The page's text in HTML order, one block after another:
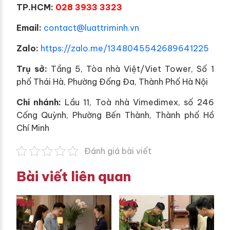
TP.HCM: 028 3933 3323
Email: contact@luattriminh.vn
Zalo: https://zalo.me/1348045542689641225
Trụ sở: Tầng 5, Tòa nhà Việt/Viet Tower, Số 1
phố Thái Hà, Phường Đống Đa, Thành Phố Hà Nội
Chi nhánh: Lầu 11, Toà nhà Vimedimex, số 246
Cống Quỳnh, Phường Bến Thành, Thành phố Hồ
Chí Minh
Đánh giá bài viết
Bài viết liên quan